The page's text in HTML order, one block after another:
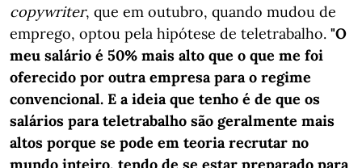
copywriter, que em outubro, quando mudou de
emprego, optou pela hipótese de teletrabalho. "O
meu salário é 50% mais alto que o que me foi
oferecido por outra empresa para o regime
convencional. E a ideia que tenho é de que os
salários para teletrabalho são geralmente mais
altos porque se pode em teoria recrutar no